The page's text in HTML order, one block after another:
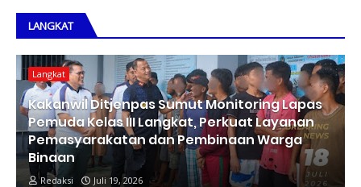
LANGKAT
Langkat
Kakanwil Ditjenpas Sumut Monitoring Lapas
Pemuda Kelas III Langkat, Perkuat Layanan
Pemasyarakatan dan Pembinaan Warga
Binaan
Redaksi Juli 19, 2026